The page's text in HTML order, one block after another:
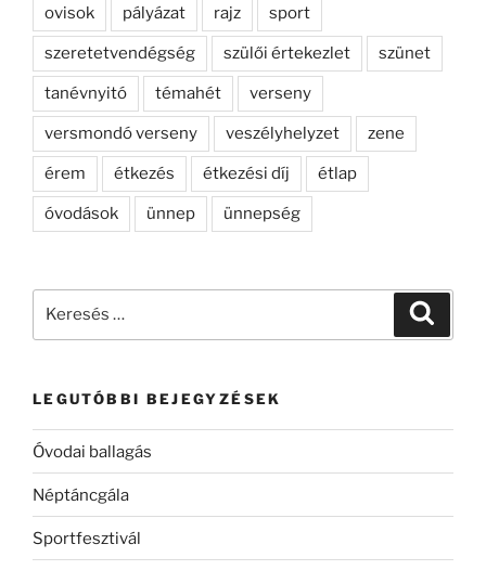
ovisok pályázat rajz sport
szeretetvendégség szülői értekezlet szünet
tanévnyitó témahét verseny
versmondó verseny veszélyhelyzet zene
érem étkezés étkezési díj étlap
óvodások ünnep ünnepség
LEGUTÓBBI BEJEGYZÉSEK
Óvodai ballagás
Néptáncgála
Sportfesztivál